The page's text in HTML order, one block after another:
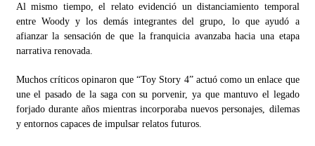
Al mismo tiempo, el relato evidenció un distanciamiento temporal
entre Woody y los demás integrantes del grupo, lo que ayudó a
afianzar la sensación de que la franquicia avanzaba hacia una etapa
narrativa renovada.
Muchos críticos opinaron que “Toy Story 4” actuó como un enlace que
une el pasado de la saga con su porvenir, ya que mantuvo el legado
forjado durante años mientras incorporaba nuevos personajes, dilemas
y entornos capaces de impulsar relatos futuros.